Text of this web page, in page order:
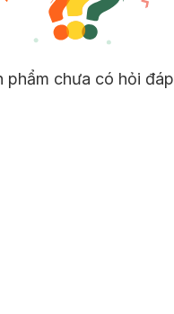
phẩm chưa có hỏi đáp